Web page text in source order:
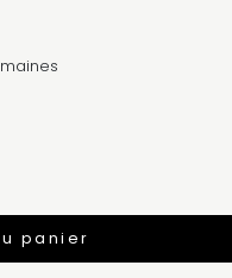
panier